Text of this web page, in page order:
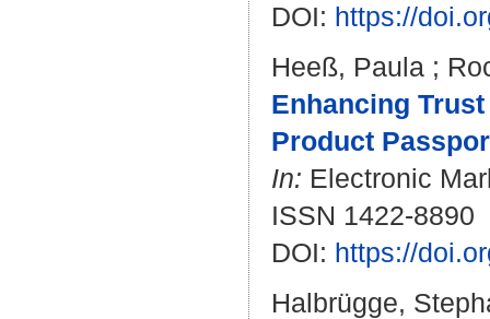
DOI: https://
Heeß, Paula ;
Enhancing
Product
In: Electronic
ISSN 1422-8890
DOI: https://
Halbrügge,